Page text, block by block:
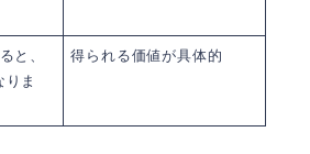
と、
ま
得られる価値が具体的